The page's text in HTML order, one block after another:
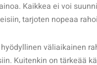
Kaikkea ei voi
tarjoten nopeaa
väliaikainen
Kuitenkin on tärkeää